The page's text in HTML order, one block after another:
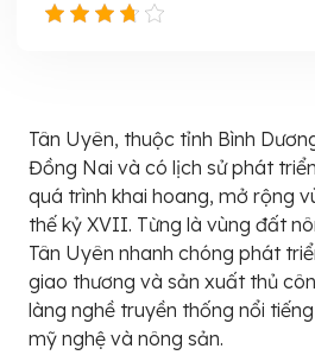
Tân Uyên, thuộc tỉnh Bình
Đồng Nai và có lịch sử phát
quá trình khai hoang, mở rộng
thế kỷ XVII. Từng là vùng đất
Tân Uyên nhanh chóng phát
giao thương và sản xuất thủ
làng nghề truyền thống nổi
mỹ nghệ và nông sản.